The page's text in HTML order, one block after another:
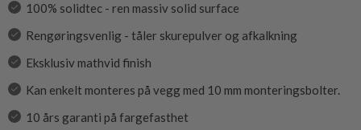
100% solidtec - ren massiv solid surface
Rengøringsvenlig - tåler skurepulver og afkalkning
Eksklusiv mathvid finish
Kan enkelt monteres på vegg med 10 mm monteringsbolter.
10 års garanti på fargefasthet